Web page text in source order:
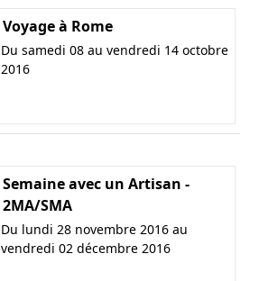
Voyage à Rome
Du samedi 08 au vendredi 14 octobre
2016
Semaine avec un Artisan -
2MA/SMA
Du lundi 28 novembre 2016 au
vendredi 02 décembre 2016